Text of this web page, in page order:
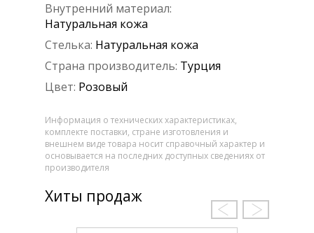
Внутренний материал:
Натуральная кожа
Стелька: Натуральная кожа
Страна производитель: Турция
Цвет: Розовый
Информация о технических характеристиках,
комплекте поставки, стране изготовления и
внешнем виде товара носит справочный характер и
основывается на последних доступных сведениях от
производителя
Хиты продаж